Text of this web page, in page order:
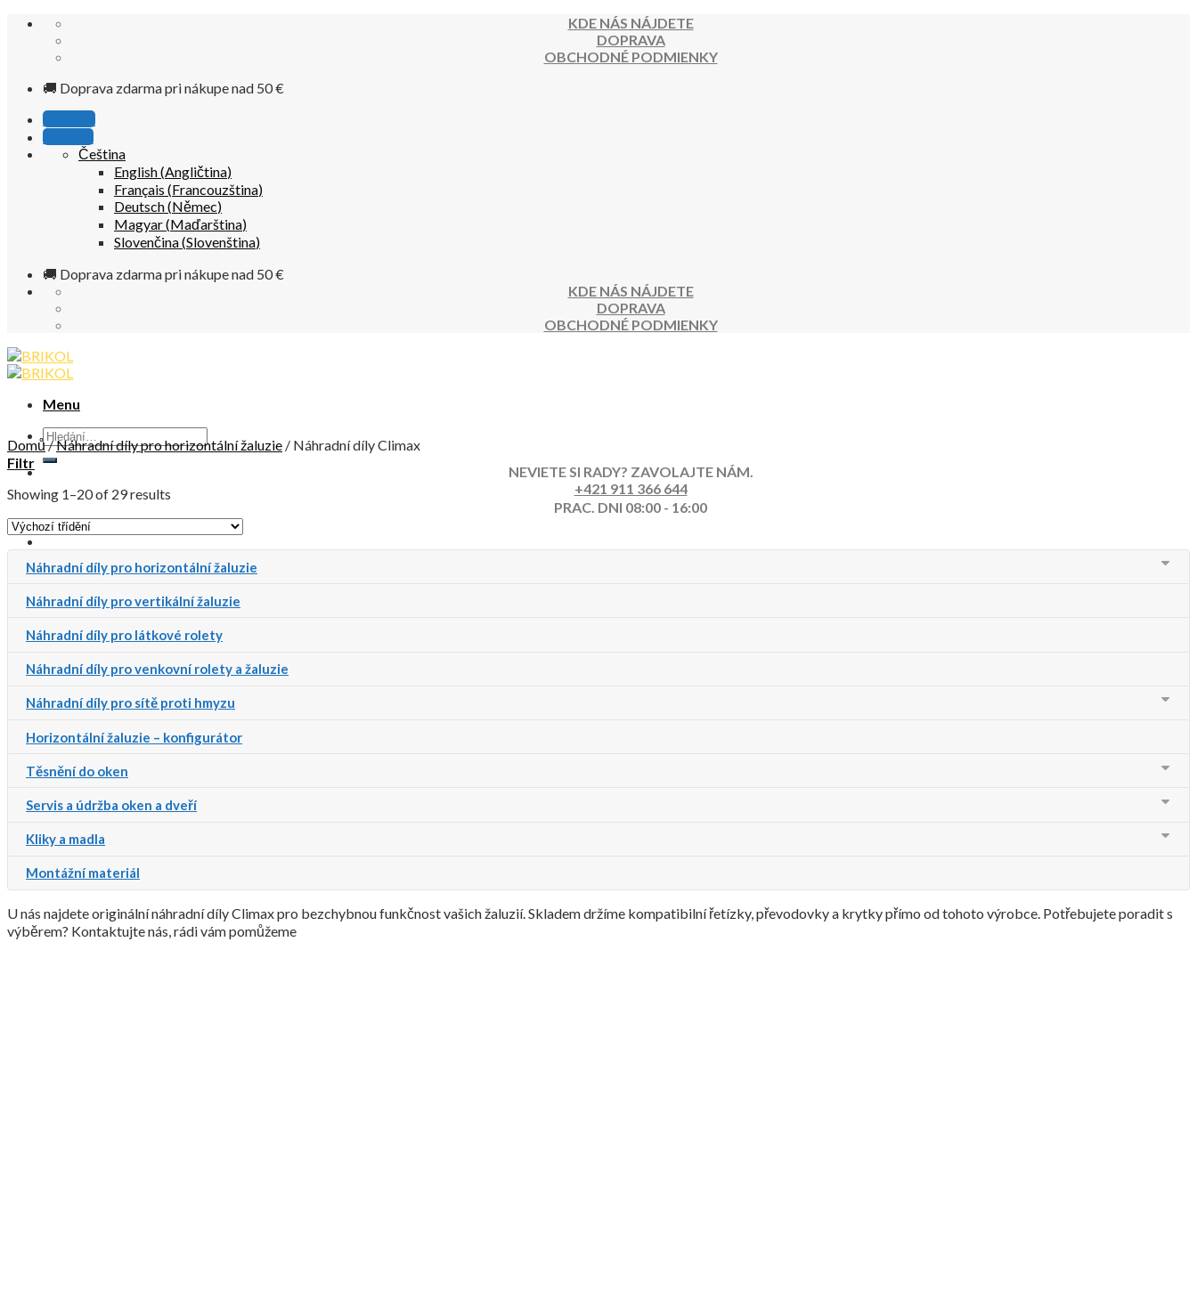
Skip
KDE NÁS NÁJDETE
DOPRAVA
OBCHODNÉ PODMIENKY
🚚 Doprava zdarma pri nákupe nad 50 €
Poradňa
Kontakt
Čeština
English(Angličtina)
Français (Francouzština)
Deutsch(Němec)
Magyar(Maďarština)
Slovenčina(Slovenština)
🚚 Doprava zdarma pri nákupe nad 50 €
KDE NÁS NÁJDETE
DOPRAVA
OBCHODNÉ PODMIENKY
Menu
NEVIETE SI RADY? ZAVOLAJTE NÁM.
+421 911 366 644
PRAC. DNI 08:00 - 16:00
Žádné produkty v košíku.
Košík
Žádné produkty v košíku.
Domů/Náhradní díly pro horizontální žaluzie / Náhradní díly Climax
Filtr
Showing 1–20 of 29 results
Náhradní díly pro horizontální žaluzie
Náhradní díly pro vertikální žaluzie
Náhradní díly pro látkové rolety
Náhradní díly pro venkovní rolety a žaluzie
Náhradní díly pro sítě proti hmyzu
Horizontální žaluzie – konfigurátor
Těsnění do oken
Servis a údržba oken a dveří
Kliky a madla
Montážní materiál
U nás najdete originální náhradní díly Climax pro bezchybnou funkčnost vašich žaluzií. Skladem držíme kompatibilní řetízky, převodovky a krytky přímo od tohoto výrobce. Potřebujete poradit s
výběrem? Kontaktujte nás, rádi vám pomůžeme